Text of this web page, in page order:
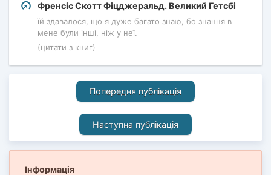
Френсіс Скотт Фіцджеральд. Великий Гетсбі
їй здавалося, що я дуже багато знаю, бо знання в
мене були інші, ніж у неї.
(цитати з книг)
Попередня публікація
Наступна публікація
Інформація